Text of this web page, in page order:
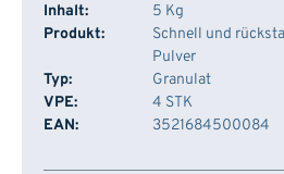
Inhalt:
5 Kg
Produkt:
Schnell und
Pulver
Typ:
Granulat
VPE:
4 STK
EAN:
3521684500084